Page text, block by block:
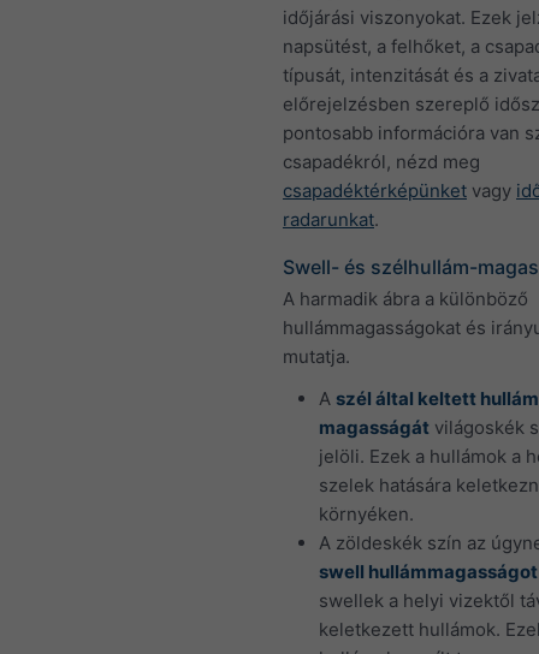
időjárási viszonyokat. Ezek
napsütést, a felhőket, a
típusát, intenzitását és a
előrejelzésben szereplő
pontosabb információra van
csapadékról, nézd meg
csapadéktérképünket vagy
radarunkat.
Swell- és szélhullám-
A harmadik ábra a különböző
hullámmagasságokat és
mutatja.
A szél által keltett
magasságát világoskék
jelöli. Ezek a hullámok a
szelek hatására
környéken.
A zöldeskék szín az
swell hullámmagasságot
swellek a helyi vizektől
keletkezett hullámok.